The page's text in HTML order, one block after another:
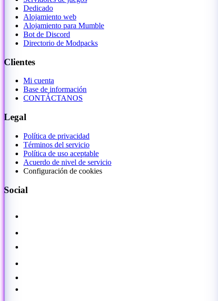
Dedicado
Alojamiento web
Alojamiento para Mumble
Bot de Discord
Directorio de Modpacks
Clientes
Mi cuenta
Base de información
CONTÁCTANOS
Legal
Política de privacidad
Términos del servicio
Política de uso aceptable
Acuerdo de nivel de servicio
Configuración de cookies
Social